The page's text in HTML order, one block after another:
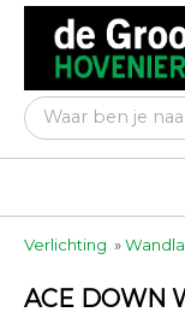
Verlichting »
ACE DOWN